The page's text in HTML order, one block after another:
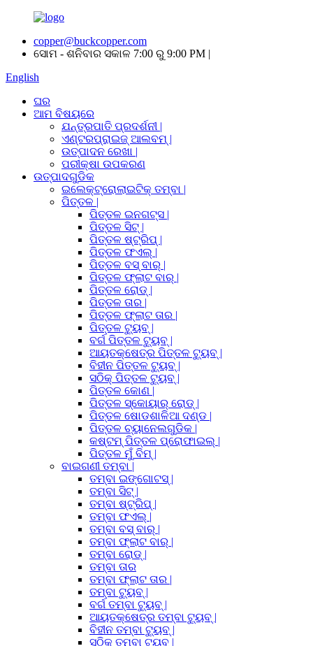
copper@buckcopper.com
ସୋମ - ଶନିବାର ସକାଳ 7:00 ରୁ 9:00 PM |
English
ଘର
ଆମ ବିଷୟରେ
ଯନ୍ତ୍ରପାତି ପ୍ରଦର୍ଶନୀ |
ଏଣ୍ଟରପ୍ରାଇଜ୍ ଆଲବମ୍ |
ଉତ୍ପାଦନ ରେଖା |
ପରୀକ୍ଷା ଉପକରଣ
ଉତ୍ପାଦଗୁଡିକ
ଇଲେକ୍ଟ୍ରୋଲାଇଟିକ୍ ତମ୍ବା |
ପିତ୍ତଳ |
ପିତ୍ତଳ ଇନଗଟ୍ସ |
ପିତ୍ତଳ ସିଟ୍ |
ପିତ୍ତଳ ଷ୍ଟ୍ରିପ୍ |
ପିତ୍ତଳ ଫଏଲ୍ |
ପିତ୍ତଳ ବସ୍ ବାର୍ |
ପିତ୍ତଳ ଫ୍ଲାଟ ବାର୍ |
ପିତ୍ତଳ ରୋଡ୍ |
ପିତ୍ତଳ ତାର |
ପିତ୍ତଳ ଫ୍ଲାଟ ତାର |
ପିତ୍ତଳ ଟ୍ୟୁବ୍ |
ବର୍ଗ ପିତ୍ତଳ ଟ୍ୟୁବ୍ |
ଆୟତକ୍ଷେତ୍ର ପିତ୍ତଳ ଟ୍ୟୁବ୍ |
ବିହୀନ ପିତ୍ତଳ ଟ୍ୟୁବ୍ |
ସଠିକ୍ ପିତ୍ତଳ ଟ୍ୟୁବ୍ |
ପିତ୍ତଳ କୋଣ |
ପିତ୍ତଳ ସ୍କୋୟାର୍ ରୋଡ୍ |
ପିତ୍ତଳ ଷୋଡଶାଳିଆ ଦଣ୍ଡ |
ପିତ୍ତଳ ଚ୍ୟାନେଲଗୁଡିକ |
କଷ୍ଟମ୍ ପିତ୍ତଳ ପ୍ରୋଫାଇଲ୍ |
ପିତ୍ତଳ ମୁଁ ବିମ୍ |
ବାଇଗଣୀ ତମ୍ବା |
ତମ୍ବା ଇଙ୍ଗୋଟସ୍ |
ତମ୍ବା ସିଟ୍ |
ତମ୍ବା ଷ୍ଟ୍ରିପ୍ |
ତମ୍ବା ଫଏଲ୍ |
ତମ୍ବା ବସ୍ ବାର୍ |
ତମ୍ବା ଫ୍ଲାଟ ବାର୍ |
ତମ୍ବା ରୋଡ୍ |
ତମ୍ବା ତାର
ତମ୍ବା ଫ୍ଲାଟ ତାର |
ତମ୍ବା ଟ୍ୟୁବ୍ |
ବର୍ଗ ତମ୍ବା ଟ୍ୟୁବ୍ |
ଆୟତକ୍ଷେତ୍ର ତମ୍ବା ଟ୍ୟୁବ୍ |
ବିହୀନ ତମ୍ବା ଟ୍ୟୁବ୍ |
ସଠିକ୍ ତମ୍ବା ଟ୍ୟୁବ୍ |